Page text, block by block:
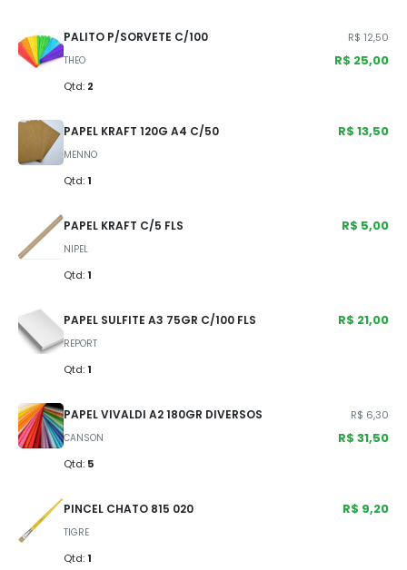
PALITO P/SORVETE C/100
THEO
Qtd: 2
R$ 12,50
R$ 25,00
PAPEL KRAFT 120G A4 C/50
MENNO
Qtd: 1
R$ 13,50
PAPEL KRAFT C/5 FLS
NIPEL
Qtd: 1
R$ 5,00
PAPEL SULFITE A3 75GR C/100 FLS
REPORT
Qtd: 1
R$ 21,00
PAPEL VIVALDI A2 180GR DIVERSOS
CANSON
Qtd: 5
R$ 6,30
R$ 31,50
PINCEL CHATO 815 020
TIGRE
Qtd: 1
R$ 9,20